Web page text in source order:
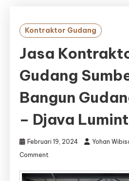
Kontraktor Gudang
Jasa
Gudang
Bangun
– Djava
Februari 19, 2024 Yohan
Comment
Kontraktor